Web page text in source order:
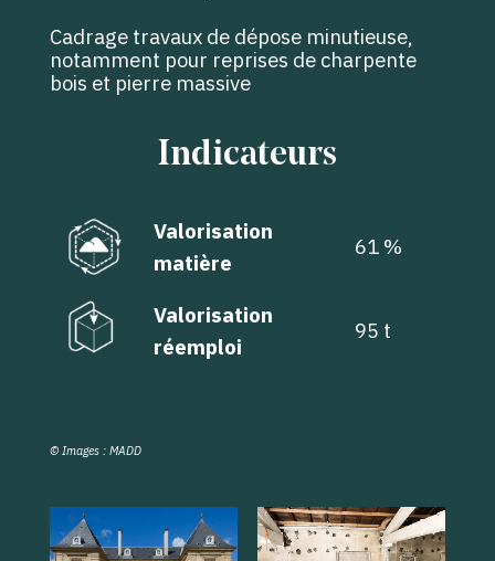
Cadrage travaux de dépose minutieuse,
notamment pour reprises de charpente
bois et pierre massive
Indicateurs
Valorisation
matière
61 %
Valorisation
réemploi
95 t
© Images : MADD